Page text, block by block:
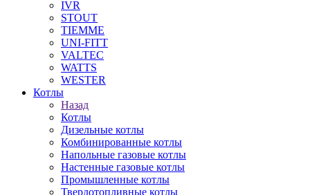
IVR
STOUT
TIEMME
UNI-FITT
VALTEC
WATTS
WESTER
Котлы
Назад
Котлы
Дизельные котлы
Комбинированные котлы
Напольные газовые котлы
Настенные газовые котлы
Промышленные котлы
Твердотопливные котлы